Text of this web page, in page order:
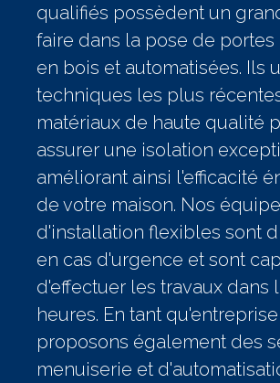
qualifiés possèdent un
faire dans la pose de
en bois et automatisées. Ils
techniques les plus
matériaux de haute qualité
assurer une isolation
améliorant ainsi l'efficacité
de votre maison. Nos
d'installation flexibles sont
en cas d'urgence et sont
d'effectuer les travaux dans
heures. En tant
proposons également des
menuiserie et